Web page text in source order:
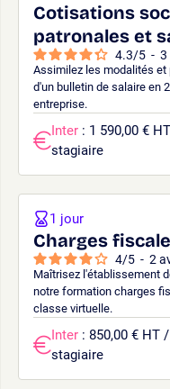
Cotisations
patronales et
4.3/5 - 3
Assimilez les modalités
d'un bulletin de salaire en
entreprise.
Inter : 1 590,00 €
stagiaire
Charges
4/5 - 2
Maîtrisez l'établissement
notre formation charges
classe virtuelle.
1 jour
Inter : 850,00 € HT /
stagiaire